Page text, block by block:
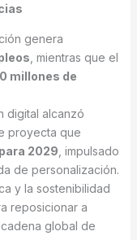
genera
, mientras que el
millones de
digital alcanzó
proyecta que
2029 , impulsado
de personalización.
y la sostenibilidad
reposicionar a
global de